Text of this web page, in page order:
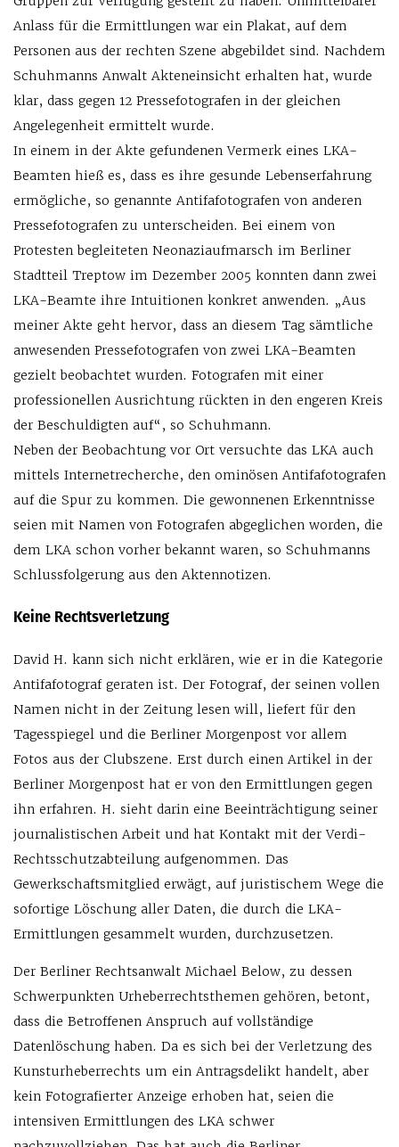
Anlass für die Ermittlungen war ein Plakat, auf dem
Personen aus der rechten Szene abgebildet sind. Nachdem
Schuhmanns Anwalt Akteneinsicht erhalten hat, wurde
klar, dass gegen 12 Pressefotografen in der gleichen
Angelegenheit ermittelt wurde.
In einem in der Akte gefundenen Vermerk eines LKA-
Beamten hieß es, dass es ihre gesunde Lebenserfahrung
ermögliche, so genannte Antifafotografen von anderen
Pressefotografen zu unterscheiden. Bei einem von
Protesten begleiteten Neonaziaufmarsch im Berliner
Stadtteil Treptow im Dezember 2005 konnten dann zwei
LKA-Beamte ihre Intuitionen konkret anwenden. „Aus
meiner Akte geht hervor, dass an diesem Tag sämtliche
anwesenden Pressefotografen von zwei LKA-Beamten
gezielt beobachtet wurden. Fotografen mit einer
professionellen Ausrichtung rückten in den engeren Kreis
der Beschuldigten auf“, so Schuhmann.
Neben der Beobachtung vor Ort versuchte das LKA auch
mittels Internetrecherche, den ominösen Antifafotografen
auf die Spur zu kommen. Die gewonnenen Erkenntnisse
seien mit Namen von Fotografen abgeglichen worden, die
dem LKA schon vorher bekannt waren, so Schuhmanns
Schlussfolgerung aus den Aktennotizen.
Keine Rechtsverletzung
David H. kann sich nicht erklären, wie er in die Kategorie
Antifafotograf geraten ist. Der Fotograf, der seinen vollen
Namen nicht in der Zeitung lesen will, liefert für den
Tagesspiegel und die Berliner Morgenpost vor allem
Fotos aus der Clubszene. Erst durch einen Artikel in der
Berliner Morgenpost hat er von den Ermittlungen gegen
ihn erfahren. H. sieht darin eine Beeinträchtigung seiner
journalistischen Arbeit und hat Kontakt mit der Verdi-
Rechtsschutzabteilung aufgenommen. Das
Gewerkschaftsmitglied erwägt, auf juristischem Wege die
sofortige Löschung aller Daten, die durch die LKA-
Ermittlungen gesammelt wurden, durchzusetzen.
Der Berliner Rechtsanwalt Michael Below, zu dessen
Schwerpunkten Urheberrechtsthemen gehören, betont,
dass die Betroffenen Anspruch auf vollständige
Datenlöschung haben. Da es sich bei der Verletzung des
Kunsturheberrechts um ein Antragsdelikt handelt, aber
kein Fotografierter Anzeige erhoben hat, seien die
intensiven Ermittlungen des LKA schwer